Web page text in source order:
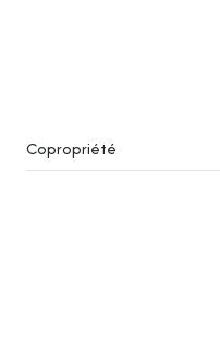
Copropriété